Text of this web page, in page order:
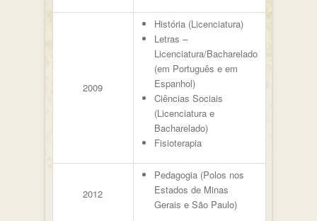
2009
História (Licenciatura)
Letras –
Licenciatura/Bacharelado
(em Português e em
Espanhol)
Ciências Sociais
(Licenciatura e
Bacharelado)
Fisioterapia
2012
Pedagogia (Polos nos
Estados de Minas
Gerais e São Paulo)